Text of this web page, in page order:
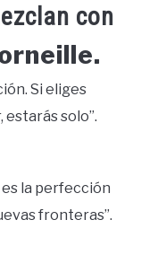
con
Si eliges
solo”.
la perfección
fronteras”.